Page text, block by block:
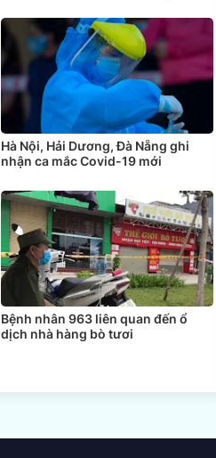
Hà Nội, Hải Dương, Đà Nẵng ghi
nhận ca mắc Covid-19 mới
Bệnh nhân 963 liên quan đến ổ
dịch nhà hàng bò tươi